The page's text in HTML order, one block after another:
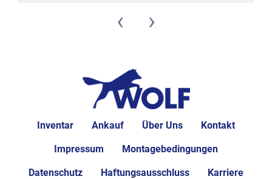
‹ ›
Inventar Ankauf Über Uns Kontakt
Impressum Montagebedingungen
Datenschutz Haftungsausschluss Karriere